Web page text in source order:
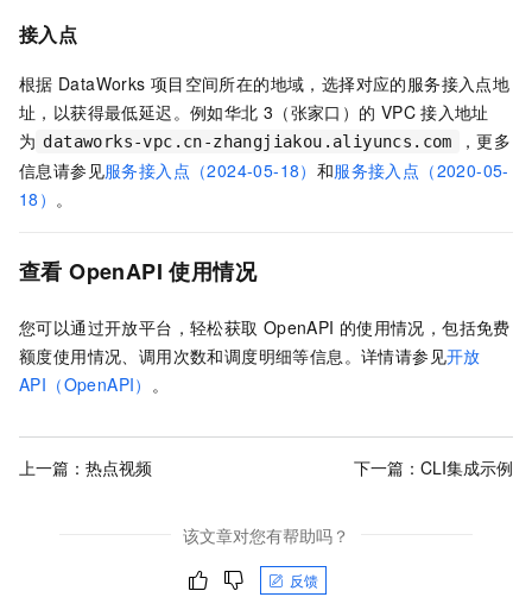
接入点
根据 DataWorks 项目空间所在的地域，选择对应的服务接入点地
址，以获得最低延迟。例如华北 3（张家口）的 VPC 接入地址
为 dataworks-vpc.cn-zhangjiakou.aliyuncs.com
，更多
信息请参见服务接入点（2024-05-18） 和服务接入点（2020-05-
18） 。
查看 OpenAPI 使用情况
您可以通过开放平台，轻松获取 OpenAPI 的使用情况，包括免费
额度使用情况、调用次数和调度明细等信息。详情请参见开放
API（OpenAPI） 。
上一篇： 热点视频 下一篇： CLI集成示例
该文章对您有帮助吗？
反馈